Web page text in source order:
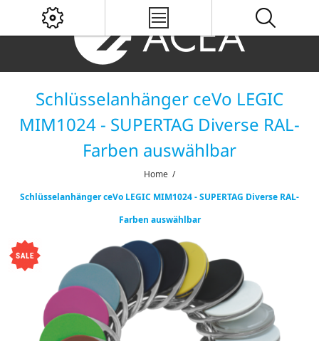
Schlüsselanhänger ceVo LEGIC
MIM1024 - SUPERTAG Diverse RAL-
Farben auswählbar
Home /
Schlüsselanhänger ceVo LEGIC MIM1024 - SUPERTAG Diverse RAL-
Farben auswählbar